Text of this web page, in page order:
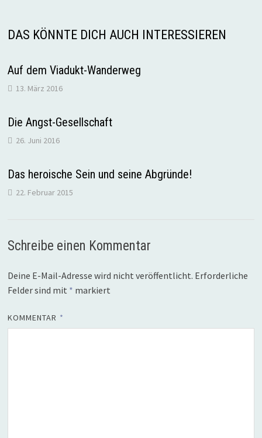
DAS KÖNNTE DICH AUCH INTERESSIEREN
Auf dem Viadukt-Wanderweg
13. März 2016
Die Angst-Gesellschaft
26. Juni 2016
Das heroische Sein und seine Abgründe!
22. Februar 2015
Schreibe einen Kommentar
Deine E-Mail-Adresse wird nicht veröffentlicht. Erforderliche
Felder sind mit * markiert
KOMMENTAR *